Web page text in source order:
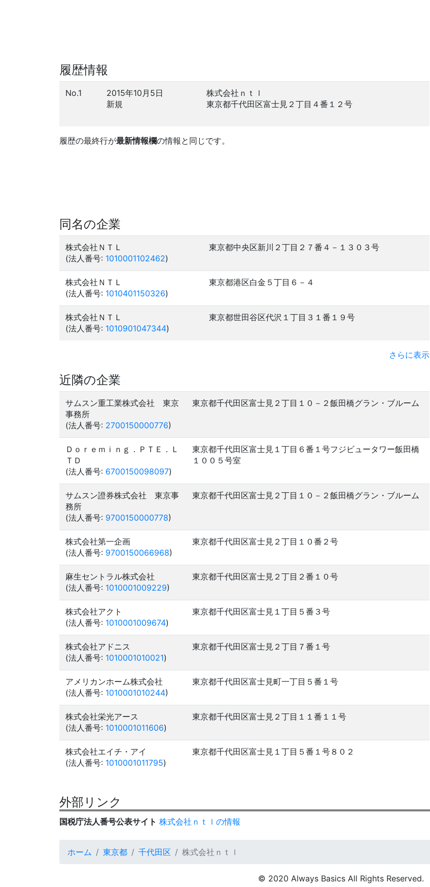
履歴情報
No.1
2015年10月5日
新規
株式会社ｎｔｌ
東京都千代田区富士見２丁目４番１２号
履歴の最終行が最新情報欄の情報と同じです。
同名の企業
株式会社ＮＴＬ
(法人番号: 1010001102462)
東京都中央区新川２丁目２７番４－１３０３号
株式会社ＮＴＬ
(法人番号: 1010401150326)
東京都港区白金５丁目６－４
株式会社ＮＴＬ
(法人番号: 1010901047344)
東京都世田谷区代沢１丁目３１番１９号
さらに表示
近隣の企業
サムスン重工業株式会社 東京
事務所
(法人番号: 2700150000776)
東京都千代田区富士見２丁目１０－２飯田橋グラン・ブルーム
Ｄｏｒｅｍｉｎｇ．ＰＴＥ．Ｌ
ＴＤ
(法人番号: 6700150098097)
東京都千代田区富士見１丁目６番１号フジビュータワー飯田橋
１００５号室
サムスン證券株式会社 東京事
務所
(法人番号: 9700150000778)
東京都千代田区富士見２丁目１０－２飯田橋グラン・ブルーム
株式会社第一企画
(法人番号: 9700150066968)
東京都千代田区富士見２丁目１０番２号
麻生セントラル株式会社
(法人番号: 1010001009229)
東京都千代田区富士見２丁目２番１０号
株式会社アクト
(法人番号: 1010001009674)
東京都千代田区富士見１丁目５番３号
株式会社アドニス
(法人番号: 1010001010021)
東京都千代田区富士見２丁目７番１号
アメリカンホーム株式会社
(法人番号: 1010001010244)
東京都千代田区富士見町一丁目５番１号
株式会社栄光アース
(法人番号: 1010001011606)
東京都千代田区富士見２丁目１１番１１号
株式会社エイチ・アイ
(法人番号: 1010001011795)
東京都千代田区富士見１丁目５番１号８０２
外部リンク
国税庁法人番号公表サイト 株式会社ｎｔｌの情報
ホーム 東京都 千代田区 株式会社ｎｔｌ
© 2020 Always Basics All Rights Reserved.